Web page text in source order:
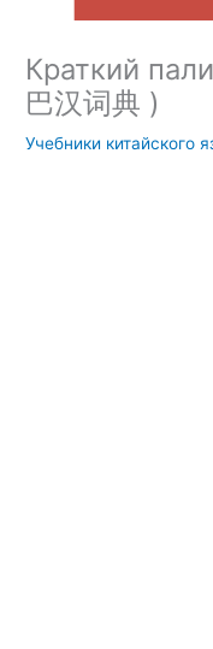
Краткий
巴汉词典 )
Учебники китайского